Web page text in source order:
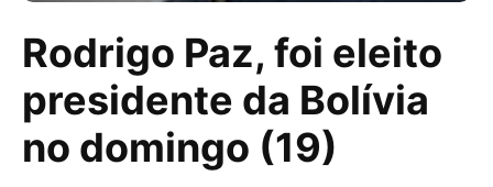
Rodrigo Paz, foi eleito
presidente da Bolívia
no domingo (19)